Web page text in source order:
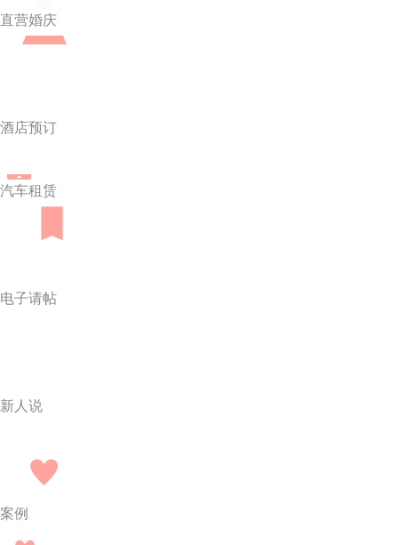
直营婚庆
酒店预订
汽车租赁
电子请帖
新人说
案例